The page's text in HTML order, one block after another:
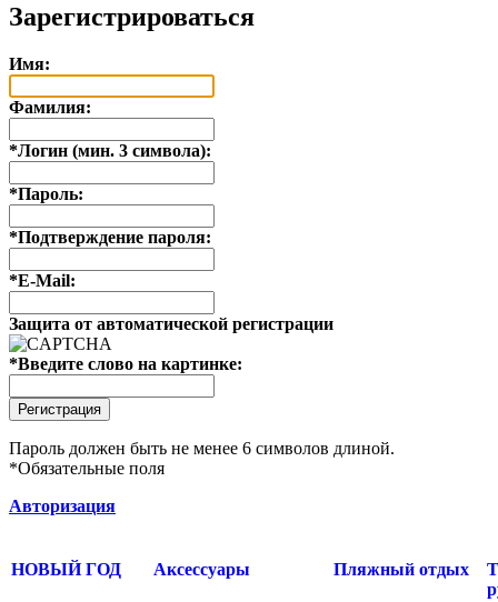
Зарегистрироваться
Имя:
Фамилия:
*Логин (мин. 3 символа):
*Пароль:
*Подтверждение пароля:
*E-Mail:
Защита от автоматической регистрации
*Введите слово на картинке:
Пароль должен быть не менее 6 символов длиной.
*Обязательные поля
Авторизация
НОВЫЙ ГОД Аксессуары Пляжный отдых